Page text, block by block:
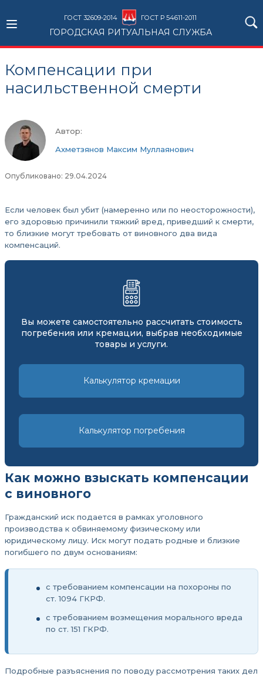
ГОСТ 32609-2014 ГОСТ Р 54611-2011
ГОРОДСКАЯ РИТУАЛЬНАЯ СЛУЖБА
Компенсации при
насильственной смерти
Автор:
Ахметзянов Максим Муллаянович
Опубликовано: 29.04.2024
Если человек был убит (намеренно или по неосторожности),
его здоровью причинили тяжкий вред, приведший к смерти,
то близкие могут требовать от виновного два вида
компенсаций.
Вы можете самостоятельно рассчитать стоимость
погребения или кремации, выбрав необходимые
товары и услуги.
Калькулятор кремации
Калькулятор погребения
Как можно взыскать компенсации
с виновного
Гражданский иск подается в рамках уголовного
производства к обвиняемому физическому или
юридическому лицу. Иск могут подать родные и близкие
погибшего по двум основаниям:
с требованием компенсации на похороны по
ст. 1094 ГКРФ.
с требованием возмещения морального вреда
по ст. 151 ГКРФ.
Подробные разъяснения по поводу рассмотрения таких дел